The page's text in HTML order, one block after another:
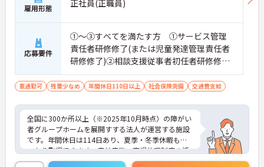
追われることなくご利用者様のペースに合わせたサ
います。
雇用形態 正社員(正職員)
応募要件
①～③すべてを満たす方 ①サービス管理
責任者研修修了(または児童発達管理責任者
研修修了)②相談支援従事者初任者研修修了
(または相談支援従事者実務者研修修了)③普
通自動車運転免許(AT限定可)
車通勤可 残業少なめ 年間休日110日以上 社会保険完備 交通費支給
全国に300か所以上（※2025年10月時点）の障がい
者グループホームを展開すする法人が運営する施設
です。年間休日は114日あり、夏季・冬季休暇もし
っかり取得できます。産前産後・育児休暇制度の活
用実績も豊富で、子育て中の方も多数活躍してお